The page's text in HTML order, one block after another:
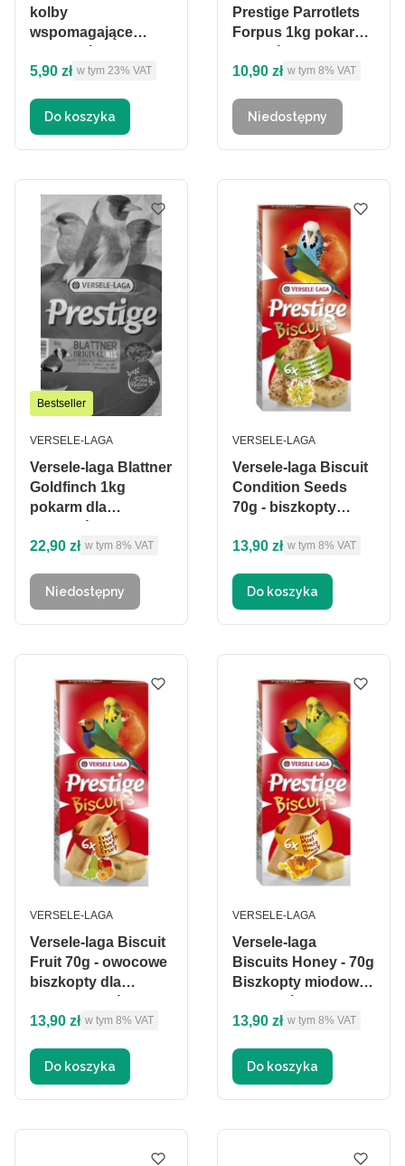
kolby
wspomagające
kanarków
Cena brutto
5,90 zł w tym %s VAT
w tym 23% VAT
Do koszyka
Prestige Parrotlets
Forpus 1kg pokarm
Cena brutto
10,90 zł w tym %s VAT
w tym 8% VAT
Niedostępny
Bestseller
Versele-laga Blattner
Goldfinch 1kg
pokarm dla
PRODUCENT
VERSELE-LAGA
Cena brutto
22,90 zł w tym %s VAT
w tym 8% VAT
Niedostępny
Versele-laga Biscuit
Condition Seeds
70g - biszkopty
ptaków
PRODUCENT
VERSELE-LAGA
Cena brutto
13,90 zł w tym %s VAT
w tym 8% VAT
Do koszyka
Versele-laga Biscuit
Fruit 70g - owocowe
biszkopty dla
PRODUCENT
VERSELE-LAGA
Cena brutto
13,90 zł w tym %s VAT
w tym 8% VAT
Do koszyka
Versele-laga
Biscuits Honey - 70g
Biszkopty miodowe
PRODUCENT
VERSELE-LAGA
Cena brutto
13,90 zł w tym %s VAT
w tym 8% VAT
Do koszyka